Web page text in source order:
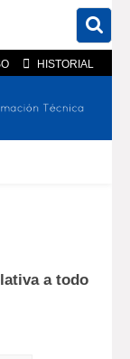
HISTORIAL
sitio
a todo